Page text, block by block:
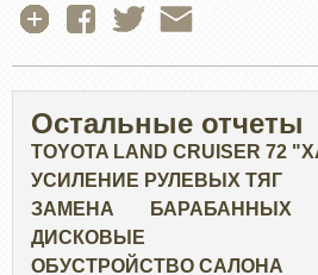
Остальные отчеты
TOYOTA LAND CRUISER 72
УСИЛЕНИЕ РУЛЕВЫХ ТЯГ
ЗАМЕНА
ДИСКОВЫЕ
ОБУСТРОЙСТВО САЛОНА